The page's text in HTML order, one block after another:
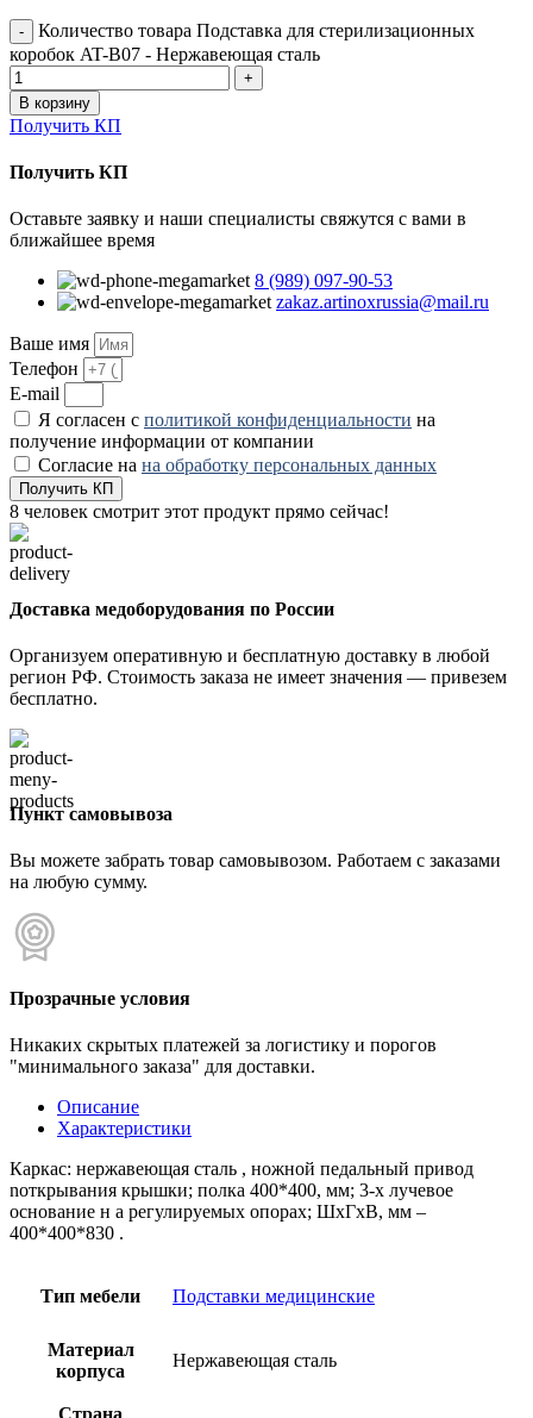
Количество товара Подставка для стерилизационных
коробок AT-B07 - Нержавеющая сталь
В корзину
Получить КП
Получить КП
Оставьте заявку и наши специалисты свяжутся с вами в
ближайшее время
8 (989) 097-90-53
zakaz.artinoxrussia@mail.ru
Ваше имя
Телефон
E-mail
Я согласен с политикой конфиденциальности на
получение информации от компании
Согласие на на обработку персональных данных
Получить КП
8 человек смотрит этот продукт прямо сейчас!
Доставка медоборудования по России
Организуем оперативную и бесплатную доставку в любой
регион РФ. Стоимость заказа не имеет значения — привезем
бесплатно.
Пункт самовывоза
Вы можете забрать товар самовывозом. Работаем с заказами
на любую сумму.
Прозрачные условия
Никаких скрытых платежей за логистику и порогов
"минимального заказа" для доставки.
Описание
Характеристики
Каркас: нержавеющая сталь , ножной педальный привод
nоткрывания крышки; полка 400*400, мм; 3-х лучевое
основание н а регулируемых опорах; ШхГхВ, мм –
400*400*830 .
Тип мебели Подставки медицинские
Материал
корпуса
Нержавеющая сталь
Страна